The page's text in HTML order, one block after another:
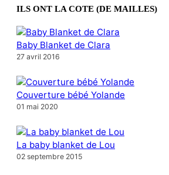
ILS ONT LA COTE (DE MAILLES)
Baby Blanket de Clara
27 avril 2016
Couverture bébé Yolande
01 mai 2020
La baby blanket de Lou
02 septembre 2015